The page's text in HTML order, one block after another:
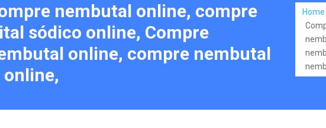
nembutal online, compre
sódico online, Compre
online, compre nembutal
Home